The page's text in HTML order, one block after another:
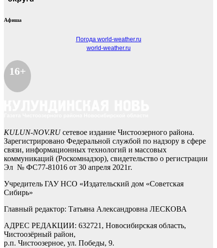
Афиша
Погода world-weather.ru
world-weather.ru
16+
KULUN-NOV.RUсетевое издание Чистоозерного района.
Зарегистрировано Федеральной службой по надзору в сфере
связи, информационных технологий и массовых
коммуникаций (Роскомнадзор), свидетельство о регистрации
Эл № ФС77-81016 от 30 апреля 2021г.
Учредитель ГАУ НСО «Издательский дом «Советская
Сибирь»
Главный редактор: Татьяна Александровна ЛЕСКОВА
АДРЕС РЕДАКЦИИ: 632721, Новосибирская область,
Чистоозёрный район,
р.п. Чистоозерное, ул. Победы, 9.